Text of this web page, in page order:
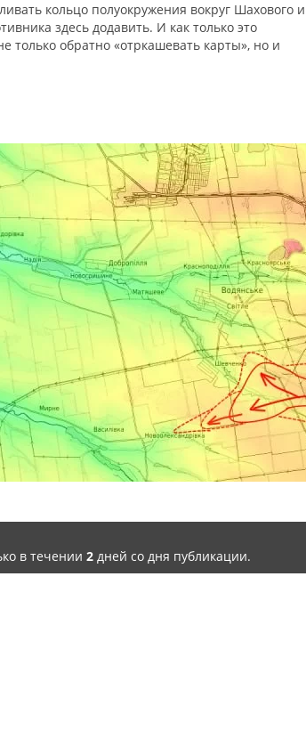
кольцо полуокружения вокруг Шахового и
здесь додавить. И как только это
только обратно «отркашевать карты», но и
в течении 2 дней со дня публикации.